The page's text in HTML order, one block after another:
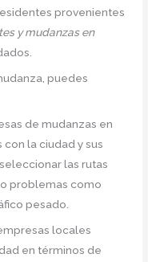
provenientes
y mudanzas en
puedes
de mudanzas en
la ciudad y sus
las rutas
problemas como
pesado.
locales
en términos de